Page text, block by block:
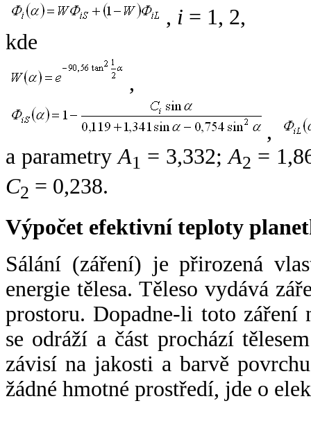
, i = 1, 2,
kde
,
,
a parametryA1 = 3,332;A2 =
C2 = 0,238.
Výpočet efektivní teploty
Sálání (záření) je přirozená
energie tělesa. Těleso vydává
prostoru. Dopadne-li toto záření
se odráží a část prochází
závisí na jakosti a barvě
žádné hmotné prostředí, jde o